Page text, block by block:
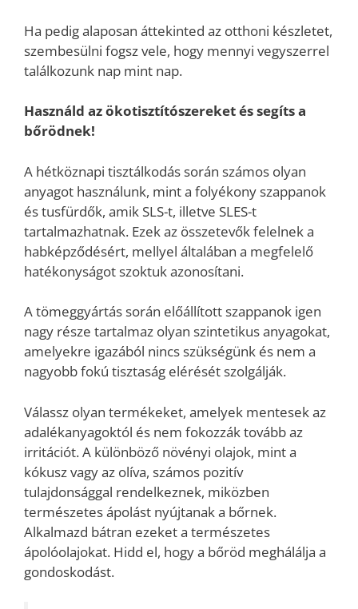
Ha pedig alaposan áttekinted az otthoni készletet,
szembesülni fogsz vele, hogy mennyi vegyszerrel
találkozunk nap mint nap.
Használd az ökotisztítószereket és segíts a
bőrödnek!
A hétköznapi tisztálkodás során számos olyan
anyagot használunk, mint a folyékony szappanok
és tusfürdők, amik SLS-t, illetve SLES-t
tartalmazhatnak. Ezek az összetevők felelnek a
habképződésért, mellyel általában a megfelelő
hatékonyságot szoktuk azonosítani.
A tömeggyártás során előállított szappanok igen
nagy része tartalmaz olyan szintetikus anyagokat,
amelyekre igazából nincs szükségünk és nem a
nagyobb fokú tisztaság elérését szolgálják.
Válassz olyan termékeket, amelyek mentesek az
adalékanyagoktól és nem fokozzák tovább az
irritációt. A különböző növényi olajok, mint a
kókusz vagy az olíva, számos pozitív
tulajdonsággal rendelkeznek, miközben
természetes ápolást nyújtanak a bőrnek.
Alkalmazd bátran ezeket a természetes
ápolóolajokat. Hidd el, hogy a bőröd meghálálja a
gondoskodást.